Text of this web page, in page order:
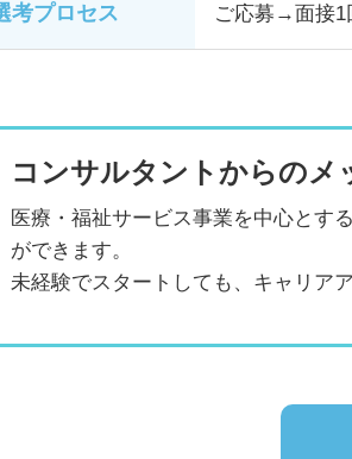
考プロセス ご応募→面接1
コンサルタントからのメ
医療・福祉サービス事業を中心とす
ができます。
未経験でスタートしても、キャリア